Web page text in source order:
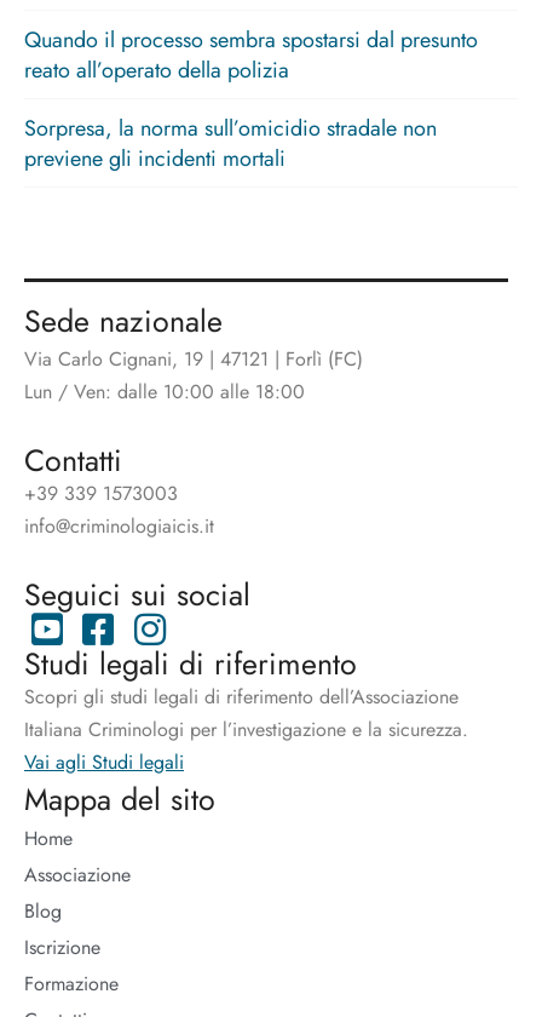
Quando il processo sembra spostarsi dal presunto
reato all’operato della polizia
Sorpresa, la norma sull’omicidio stradale non
previene gli incidenti mortali
Sede nazionale
Via Carlo Cignani, 19 | 47121 | Forlì (FC)
Lun / Ven: dalle 10:00 alle 18:00
Contatti
+39 339 1573003
info@criminologiaicis.it
Seguici sui social
Studi legali di riferimento
Scopri gli studi legali di riferimento dell’Associazione
Italiana Criminologi per l’investigazione e la sicurezza.
Vai agli Studi legali
Mappa del sito
Home
Associazione
Blog
Iscrizione
Formazione